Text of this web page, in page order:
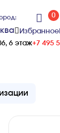
0
Избранное
6 этаж+7 495